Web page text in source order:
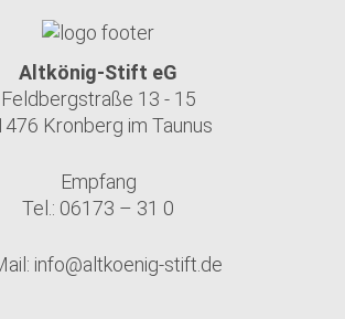
Altkönig-Stift eG
Feldbergstraße 13 - 15
Kronberg im Taunus
Empfang
Tel.: 06173 – 31 0
info@altkoenig-stift.de